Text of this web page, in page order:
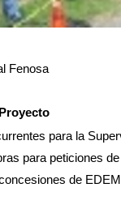
Fenosa
para la
para peticiones
de